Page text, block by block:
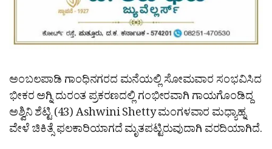
ಅಂಬಲಪಾಡಿ ಗಾಂಧಿನಗರದ ಮನೆಯಲ್ಲಿ ಸೋಮವಾರ ಸಂಭವಿಸಿದ
ಭೀಕರ ಅಗ್ನಿ ದುರಂತ ಪ್ರಕರಣದಲ್ಲಿ ಗಂಭೀರವಾಗಿ ಗಾಯಗೊಂಡಿದ್ದ
ಅಶ್ವಿನಿ ಶೆಟ್ಟಿ (43) Ashwini Shetty ಮಂಗಳವಾರ ಮಧ್ಯಾಹ್ನ
ವೇಳೆ ಚಿಕಿತ್ಸೆ ಫಲಕಾರಿಯಾಗದೆ ಮೃತಪಟ್ಟಿರುವುದಾಗಿ ವರದಿಯಾಗಿದೆ.